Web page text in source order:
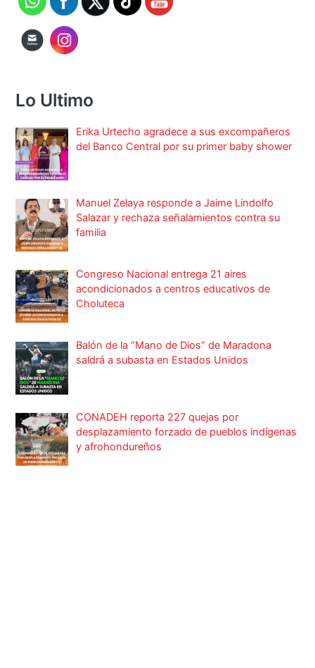
Lo Ultimo
Erika Urtecho agradece a sus excompañeros
del Banco Central por su primer baby shower
Manuel Zelaya responde a Jaime Lindolfo
Salazar y rechaza señalamientos contra su
familia
Congreso Nacional entrega 21 aires
acondicionados a centros educativos de
Choluteca
Balón de la “Mano de Dios” de Maradona
saldrá a subasta en Estados Unidos
CONADEH reporta 227 quejas por
desplazamiento forzado de pueblos indígenas
y afrohondureños